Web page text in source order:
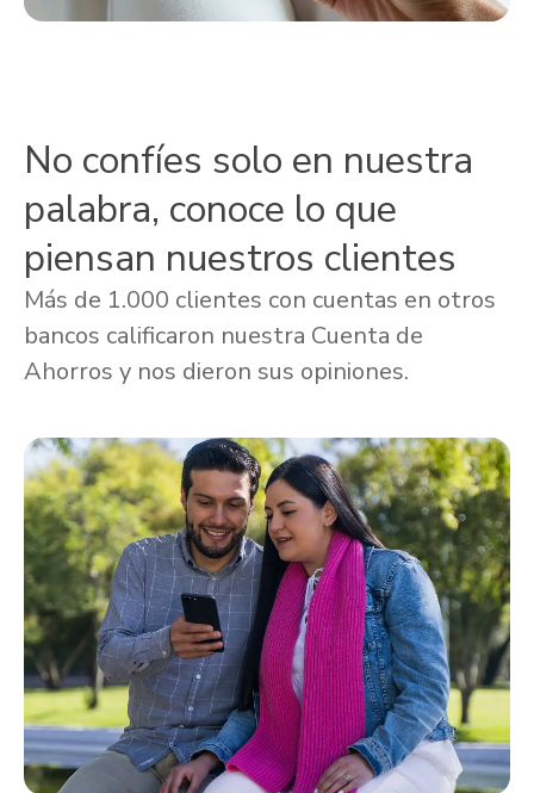
No confíes solo en nuestra
palabra, conoce lo que
piensan nuestros clientes
Más de 1.000 clientes con cuentas en otros
bancos calificaron nuestra Cuenta de
Ahorros y nos dieron sus opiniones.